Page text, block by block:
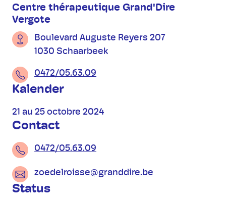
Centre thérapeutique Grand'Dire
Vergote
Boulevard Auguste Reyers 207
1030 Schaarbeek
0472/05.63.09
Kalender
21 au 25 octobre 2024
Contact
0472/05.63.09
zoedelroisse@granddire.be
Status